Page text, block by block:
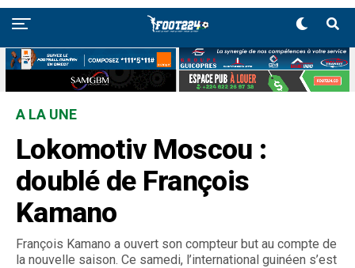
A LA UNE
Lokomotiv Moscou :
doublé de François
Kamano
François Kamano a ouvert son compteur but au compte de
la nouvelle saison. Ce samedi, l’international guinéen s’est